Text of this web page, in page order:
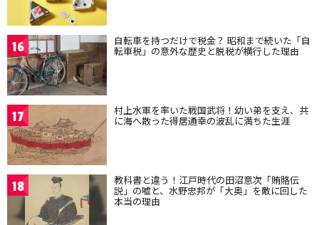
16 自転車を持つだけで税金？ 昭和まで続いた「自
転車税」の意外な歴史と脱税が横行した理由
17 村上水軍を率いた戦国武将！幼い弟を支え、共
に海へ散った得居通幸の波乱に満ちた生涯
18 教科書と違う！江戸時代の田沼意次「賄賂伝
説」の嘘と、水野忠邦が「大奥」を敵に回した
本当の理由